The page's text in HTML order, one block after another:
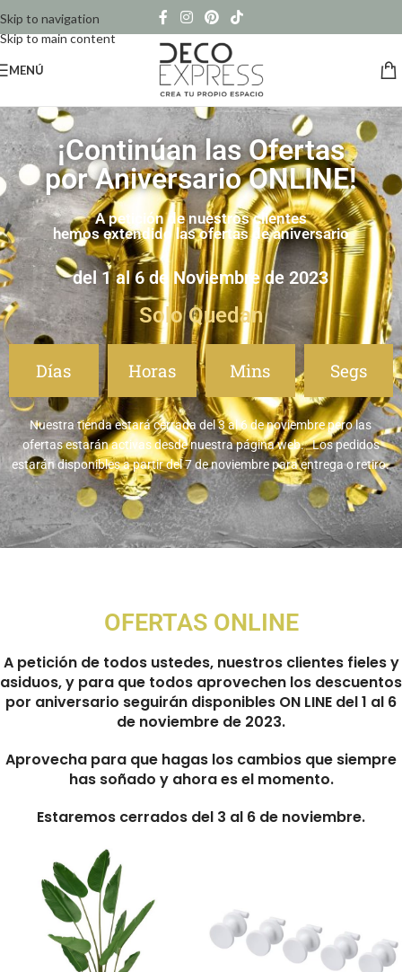
Skip to navigation
Skip to main content
MENÚ
¡Continúan las Ofertas
por Aniversario ONLINE!
A petición de nuestros clientes
hemos extendido las ofertas de aniversario
del 1 al 6 de Noviembre de 2023
Solo Quedan
Días Horas Mins Segs
Nuestra tienda estará cerrada del 3 al 6 de noviembre pero las
ofertas estarán activas desde nuestra página web. Los pedidos
estarán disponibles a partir del 7 de noviembre para entrega o retiro.
OFERTAS ONLINE
A petición de todos ustedes, nuestros clientes fieles y
asiduos, y para que todos aprovechen los descuentos
por aniversario seguirán disponibles ON LINE del 1 al 6
de noviembre de 2023.
Aprovecha para que hagas los cambios que siempre
has soñado y ahora es el momento.
Estaremos cerrados del 3 al 6 de noviembre.